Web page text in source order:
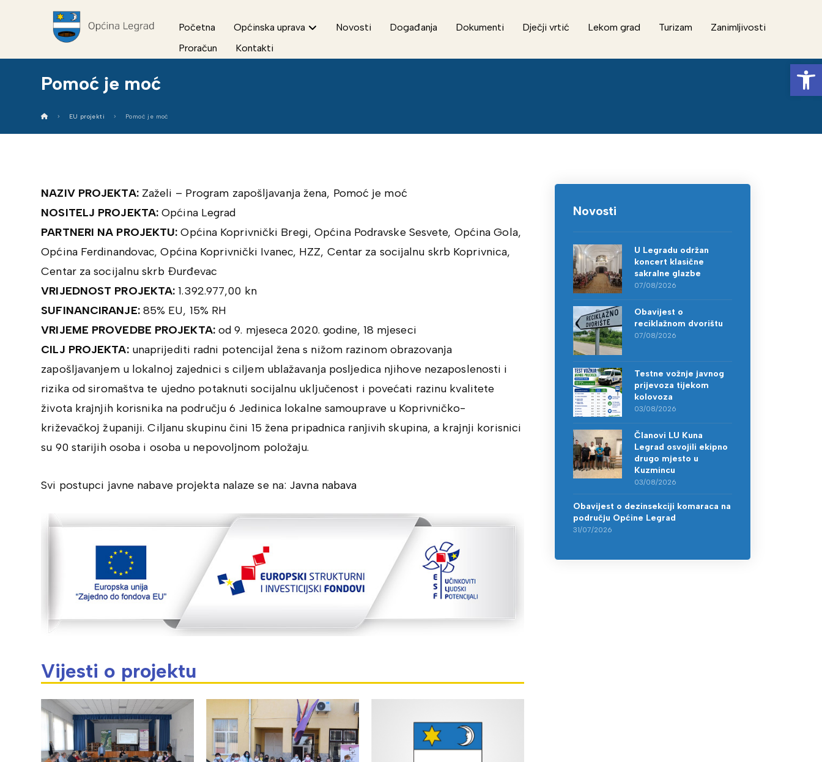
Početna Općinska uprava Novosti Događanja Dokumenti Dječji vrtić Lekom grad Turizam
Zanimljivosti
Proračun
Kontakti
Pomoć je moć
EU projekti Pomoć je moć
NAZIV PROJEKTA:Zaželi – Program zapošljavanja žena, Pomoć je moć
NOSITELJ PROJEKTA: Općina Legrad
PARTNERI NA PROJEKTU: Općina Koprivnički Bregi, Općina Podravske Sesvete, Općina Gola,
Općina Ferdinandovac, Općina Koprivnički Ivanec, HZZ, Centar za socijalnu skrb Koprivnica,
Centar za socijalnu skrb Đurđevac
VRIJEDNOST PROJEKTA: 1.392.977,00 kn
SUFINANCIRANJE:85% EU, 15% RH
VRIJEME PROVEDBE PROJEKTA:od 9. mjeseca 2020. godine, 18 mjeseci
CILJ PROJEKTA:unaprijediti radni potencijal žena s nižom razinom obrazovanja
zapošljavanjem u lokalnoj zajednici s ciljem ublažavanja posljedica njihove nezaposlenosti i
rizika od siromaštva te ujedno potaknuti socijalnu uključenost i povećati razinu kvalitete
života krajnjih korisnika na području 6 Jedinica lokalne samouprave u Koprivničko-
križevačkoj županiji. Ciljanu skupinu čini 15 žena pripadnica ranjivih skupina, a krajnji korisnici
su 90 starijih osoba i osoba u nepovoljnom položaju.
Svi postupci javne nabave projekta nalaze se na: Javna nabava
Vijesti o projektu
Novosti
U Legradu održan
koncert klasične
sakralne glazbe
07/08/2026
Obavijest o
reciklažnom dvorištu
07/08/2026
Testne vožnje javnog
prijevoza tijekom
kolovoza
03/08/2026
Članovi LU Kuna
Legrad osvojili ekipno
drugo mjesto u
Kuzmincu
03/08/2026
Obavijest o dezinsekciji komaraca na
području Općine Legrad
31/07/2026